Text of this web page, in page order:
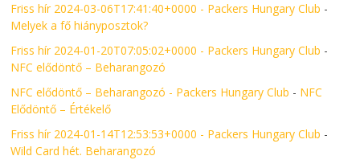
Friss hír 2024-03-06T17:41:40+0000 - Packers Hungary Club -
Melyek a fő hiányposztok?
Friss hír 2024-01-20T07:05:02+0000 - Packers Hungary Club -
NFC elődöntő – Beharangozó
NFC elődöntő – Beharangozó - Packers Hungary Club - NFC
Elődöntő – Értékelő
Friss hír 2024-01-14T12:53:53+0000 - Packers Hungary Club -
Wild Card hét. Beharangozó